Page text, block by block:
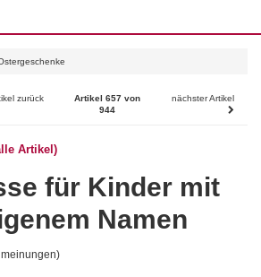
zurück
Artikel 657 von
944
nächster Artikel
Artikel)
für Kinder mit
Namen